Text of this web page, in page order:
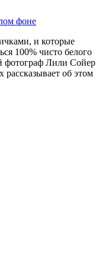
фоне
и которые
100% чисто белого
фотограф Лили Сойер
об этом